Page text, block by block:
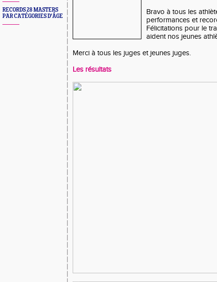
RECORDS 28 MASTERS
PAR CATÉGORIES D'ÂGE
Bravo à tous les
performances et
Félicitations pour le
aident nos jeunes
Merci à tous les juges et jeunes juges.
Les résultats